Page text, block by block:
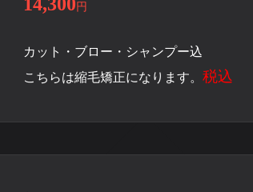
円
カット・ブロー・シャンプー込
こちらは縮毛矯正になります。 税込